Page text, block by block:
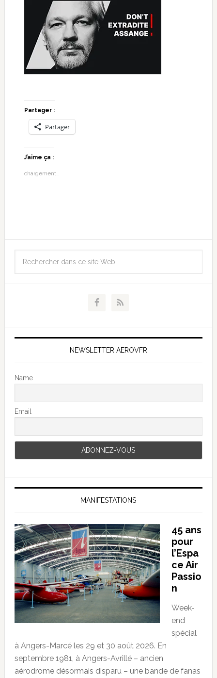
Partager :
Partager
J’aime ça :
chargement…
NEWSLETTER AEROVFR
Name
Email
MANIFESTATIONS
45 ans
pour
l’Espa
ce Air
Passio
n
Week-
end
spécial
à Angers-Marcé les 29 et 30 août 2026. En
septembre 1981, à Angers-Avrillé – ancien
aérodrome désormais disparu – une bande de fanas